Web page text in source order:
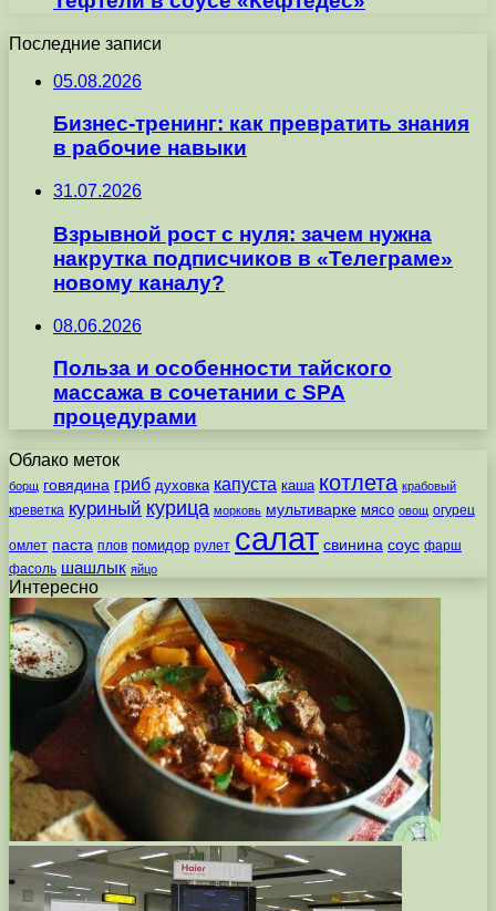
Последние записи
05.08.2026
Бизнес-тренинг: как превратить знания
в рабочие навыки
31.07.2026
Взрывной рост с нуля: зачем нужна
накрутка подписчиков в «Телеграме»
новому каналу?
08.06.2026
Польза и особенности тайского
массажа в сочетании с SPA
процедурами
Облако меток
борщ говядина гриб духовка капуста каша котлета крабовый
креветка куриный курица морковь мультиварке мясо овощ огурец
омлет паста плов помидор рулет салат свинина соус фарш
фасоль шашлык яйцо
Интересно